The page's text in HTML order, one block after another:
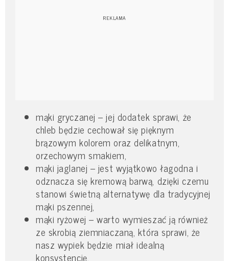
mąki gryczanej – jej dodatek sprawi, że
chleb będzie cechował się pięknym
brązowym kolorem oraz delikatnym,
orzechowym smakiem,
mąki jaglanej – jest wyjątkowo łagodna i
odznacza się kremową barwą, dzięki czemu
stanowi świetną alternatywę dla tradycyjnej
mąki pszennej,
mąki ryżowej – warto wymieszać ją również
ze skrobią ziemniaczaną, która sprawi, że
nasz wypiek będzie miał idealną
konsystencję,